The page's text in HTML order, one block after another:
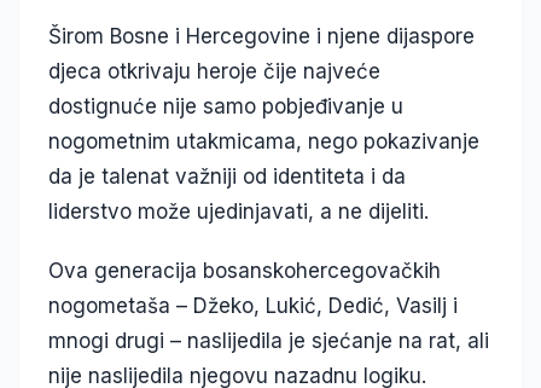
Širom Bosne i Hercegovine i njene dijaspore
djeca otkrivaju heroje čije najveće
dostignuće nije samo pobjeđivanje u
nogometnim utakmicama, nego pokazivanje
da je talenat važniji od identiteta i da
liderstvo može ujedinjavati, a ne dijeliti.
Ova generacija bosanskohercegovačkih
nogometaša – Džeko, Lukić, Dedić, Vasilj i
mnogi drugi – naslijedila je sjećanje na rat, ali
nije naslijedila njegovu nazadnu logiku.